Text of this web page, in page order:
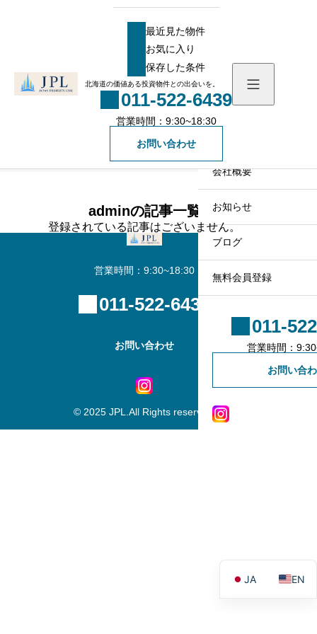
お気に入り
保存した条件
物件一覧
会社概要
社長メッセージ
スタッフ一覧
お知らせ
ブログ
無料会員登録
不動産会社様専用登録
011-
営業時間：
お問い合
北海道の価値ある投資物件との出会いを。
最近見た物件
お気に入り
保存した条件
011-522-6439
営業時間：9:30~18:30
お問い合わせ
adminの記事一覧
admin
adminの記事一覧
登録されている記事はございません。
営業時間：9:30~18:30
011-522-6439
お問い合わせ
© 2025 JPL.All Rights reserved.
JA EN